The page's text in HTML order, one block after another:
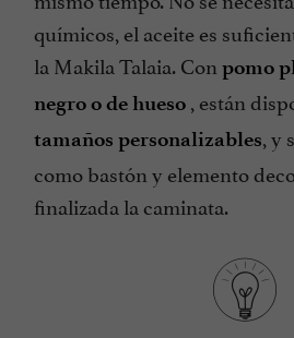
químicos, el aceite es
la Makila Talaia. Con pomo
negro o de hueso , están
tamaños personalizables, y
como bastón y elemento
finalizada la caminata.